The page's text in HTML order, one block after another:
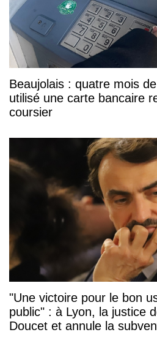
Beaujolais : quatre mois
utilisé une carte bancaire
coursier
"Une victoire pour le bon
public" : à Lyon, la justice
Doucet et annule la